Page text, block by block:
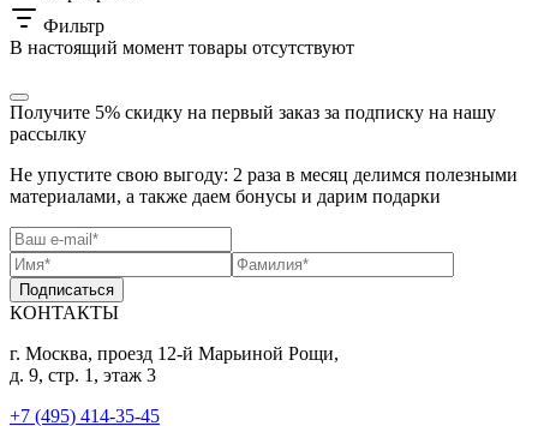
Фильтр
В настоящий момент товары отсутствуют
Получите 5% скидку на первый заказ за подписку на нашу
рассылку
Не упустите свою выгоду: 2 раза в месяц делимся полезными
материалами, а также даем бонусы и дарим подарки
Подписаться
КОНТАКТЫ
г. Москва, проезд 12-й Марьиной Рощи,
д. 9, стр. 1, этаж 3
+7 (495) 414-35-45